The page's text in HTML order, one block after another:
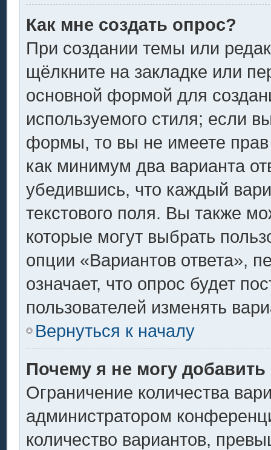
Как мне создать опрос?
При создании темы или
щёлкните на закладке или
основной формой для
используемого стиля; если
формы, то вы не имеете прав
как минимум два варианта
убедившись, что каждый
текстового поля. Вы также
которые могут выбрать
опции «Вариантов ответа»,
означает, что опрос будет
пользователей изменять
Вернуться к началу
Почему я не могу
Ограничение количества
администратором
количество вариантов,